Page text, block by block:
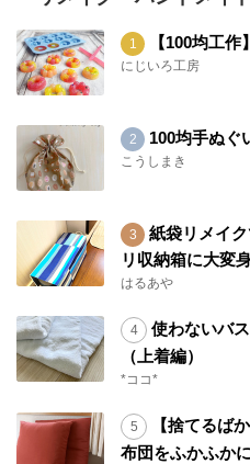
【100均工
にじいろ工房
100均手ぬぐ
こうしまき
紙袋リメイ
リ収納箱に大変身
はるあや
使わないバ
（上着編）
*ココ*
【捨てるば
布団をふかふか